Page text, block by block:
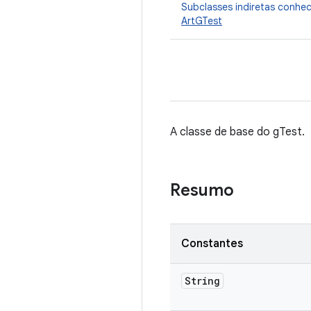
Subclasses indiretas
ArtGTest
A classe de base do gTest.
Resumo
Constantes
String